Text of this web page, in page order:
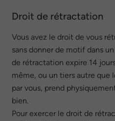
Droit de rétractation
Vous avez le droit de vous
sans donner de motif dans
de rétractation expire 14
même, ou un tiers autre que
par vous, prend
bien.
Pour exercer le droit de